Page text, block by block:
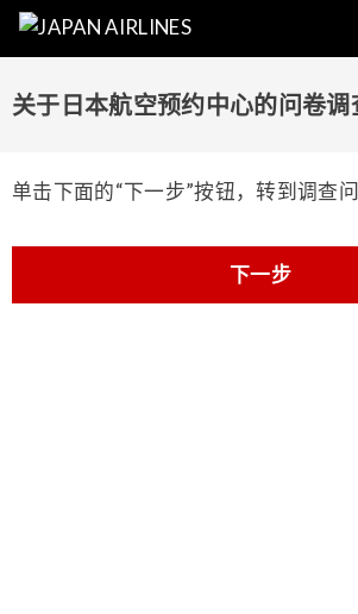
关于日本航空预约中心的问卷调
单击下面的“下一步”按钮，转到调查问
下一步